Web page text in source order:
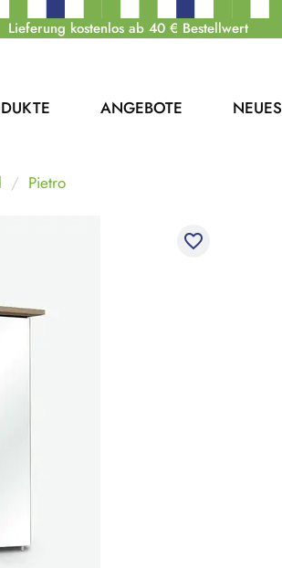
Lieferung kostenlos ab 40 € Bestellwert
ANGEBOTE NEUES
Pietro
favorite_border